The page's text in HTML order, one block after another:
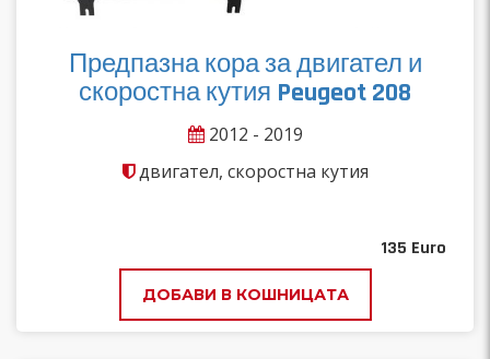
Предпазна кора за двигател и
скоростна кутия Peugeot 208
2012 - 2019
двигател, скоростна кутия
135 Euro
ДОБАВИ В КОШНИЦАТА